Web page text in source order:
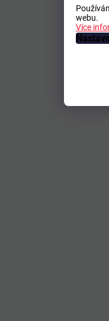
webu.
Více